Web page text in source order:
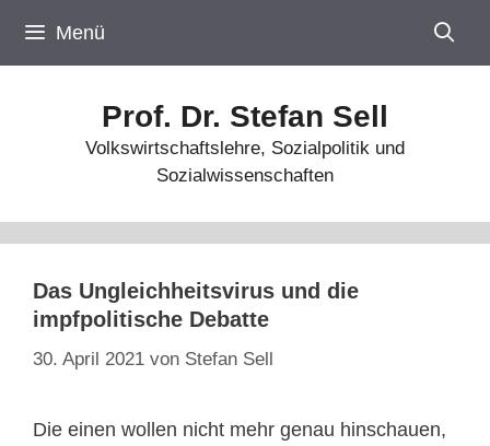
Inhalt
springen
Menü
Prof. Dr. Stefan Sell
Volkswirtschaftslehre, Sozialpolitik und
Sozialwissenschaften
Das Ungleichheitsvirus und die
impfpolitische Debatte
30. April 2021 von Stefan Sell
Die einen wollen nicht mehr genau hinschauen,